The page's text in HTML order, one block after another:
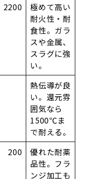
2200
極めて高い
耐火性・耐
食性。ガラ
スや金属、
スラグに強
い。
熱伝導が良
い。還元雰
囲気なら
1500℃ま
で耐える。
200
優れた耐薬
品性。フラ
ンジ加工も